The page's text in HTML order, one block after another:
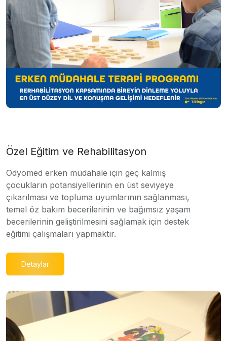
Özel Eğitim ve Rehabilitasyon
Odyomed erken müdahale için geç kalmış
çocukların potansiyellerinin en üst seviyeye
çıkarılması ve topluma uyumlarının sağlanması,
temel öz bakım becerilerinin ve bağımsız yaşam
becerilerinin geliştirilmesini sağlamak için destek
eğitimi çalışmaları yapmaktır.
Detaylar